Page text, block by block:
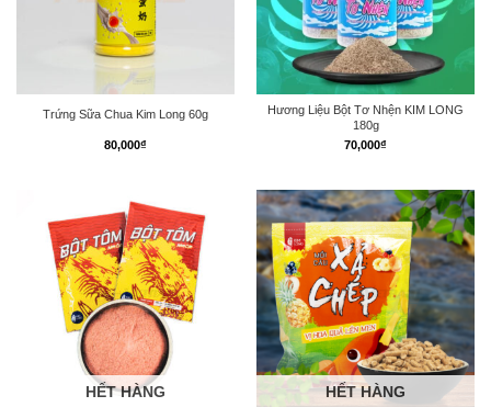
Trứng Sữa Chua Kim Long 60g
80,000₫
Hương Liệu Bột Tơ Nhện KIM LONG
180g
70,000₫
HẾT HÀNG HẾT HÀNG